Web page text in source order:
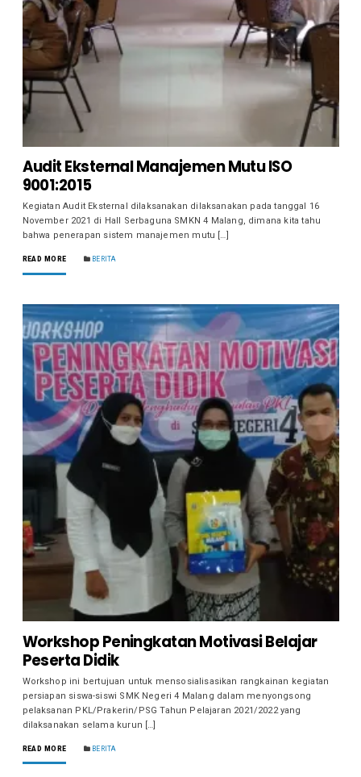
Audit Eksternal Manajemen Mutu ISO
9001:2015
Kegiatan Audit Eksternal dilaksanakan dilaksanakan pada tanggal 16
November 2021 di Hall Serbaguna SMKN 4 Malang, dimana kita tahu
bahwa penerapan sistem manajemen mutu […]
READ MORE BERITA
Workshop Peningkatan Motivasi Belajar
Peserta Didik
Workshop ini bertujuan untuk mensosialisasikan rangkainan kegiatan
persiapan siswa-siswi SMK Negeri 4 Malang dalam menyongsong
pelaksanan PKL/Prakerin/PSG Tahun Pelajaran 2021/2022 yang
dilaksanakan selama kurun […]
READ MORE BERITA